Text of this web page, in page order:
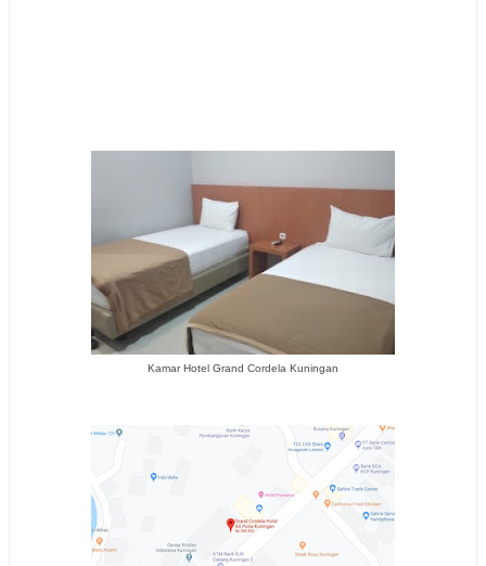
Kamar Hotel Grand Cordela Kuningan